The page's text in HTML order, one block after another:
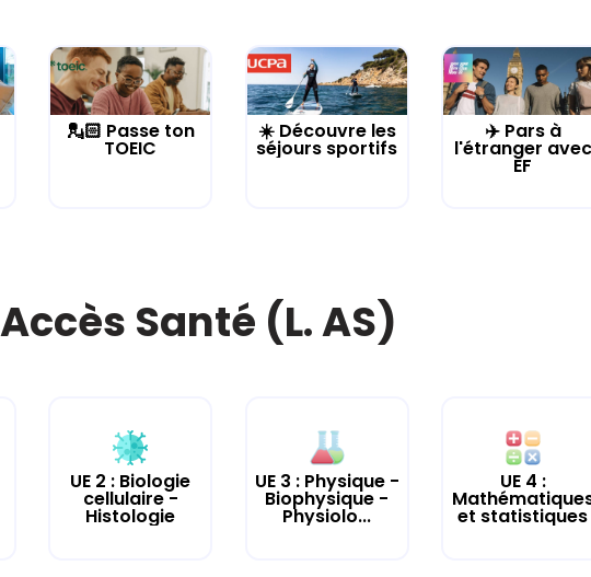
💂🏻 Passe ton
TOEIC
☀️ Découvre les
séjours sportifs
✈️ Pars à
l'étranger avec
EF
Santé (L. AS)
UE 2 : Biologie
cellulaire -
Histologie
UE 3 : Physique -
Biophysique -
Physiolo...
UE 4 :
et statistiques